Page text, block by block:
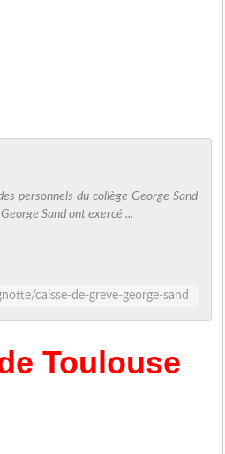
personnels du collège George Sand
Sand ont exercé ...
caisse-de-greve-george-sand
Toulouse